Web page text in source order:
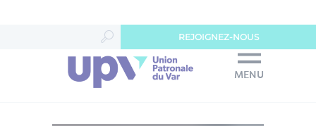
MENU
REJOIGNEZ-NOUS